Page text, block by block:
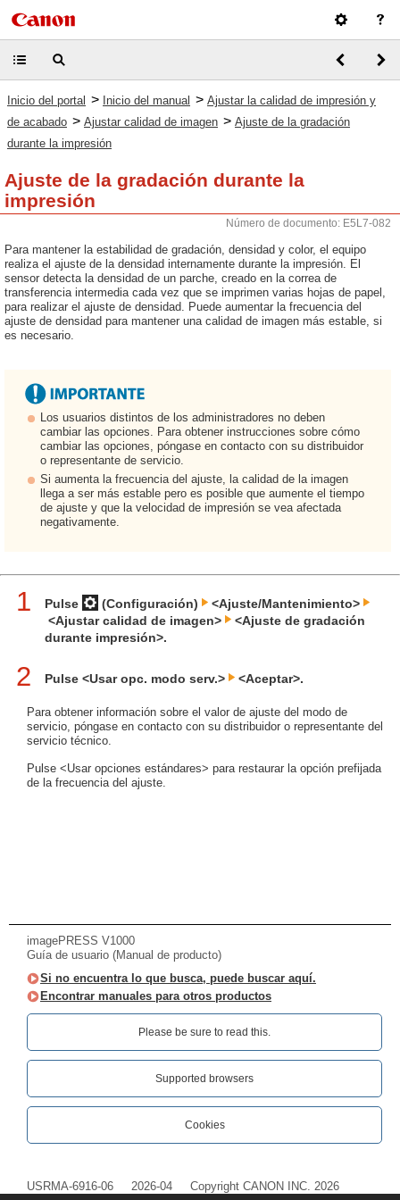
Inicio del portal > Inicio del manual > Ajustar la calidad de impresión y
de acabado > Ajustar calidad de imagen > Ajuste de la gradación
durante la impresión
Ajuste de la gradación durante la
impresión
Número de documento: E5L7-082
Para mantener la estabilidad de gradación, densidad y color, el equipo
realiza el ajuste de la densidad internamente durante la impresión. El
sensor detecta la densidad de un parche, creado en la correa de
transferencia intermedia cada vez que se imprimen varias hojas de papel,
para realizar el ajuste de densidad. Puede aumentar la frecuencia del
ajuste de densidad para mantener una calidad de imagen más estable, si
es necesario.
Los usuarios distintos de los administradores no deben
cambiar las opciones. Para obtener instrucciones sobre cómo
cambiar las opciones, póngase en contacto con su distribuidor
o representante de servicio.
Si aumenta la frecuencia del ajuste, la calidad de la imagen
llega a ser más estable pero es posible que aumente el tiempo
de ajuste y que la velocidad de impresión se vea afectada
negativamente.
1 Pulse (Configuración)
<Ajuste/Mantenimiento>
<Ajustar calidad de imagen>
<Ajuste de gradación
durante impresión>.
2 Pulse <Usar opc. modo serv.> <Aceptar>.
Para obtener información sobre el valor de ajuste del modo de
servicio, póngase en contacto con su distribuidor o representante del
servicio técnico.
Pulse <Usar opciones estándares> para restaurar la opción prefijada
de la frecuencia del ajuste.
imagePRESS V1000
Guía de usuario (Manual de producto)
Si no encuentra lo que busca, puede buscar aquí.
Encontrar manuales para otros productos
Please be sure to read this.‎
Supported browsers
Cookies
USRMA-6916-06 2026-04 Copyright CANON INC. 2026